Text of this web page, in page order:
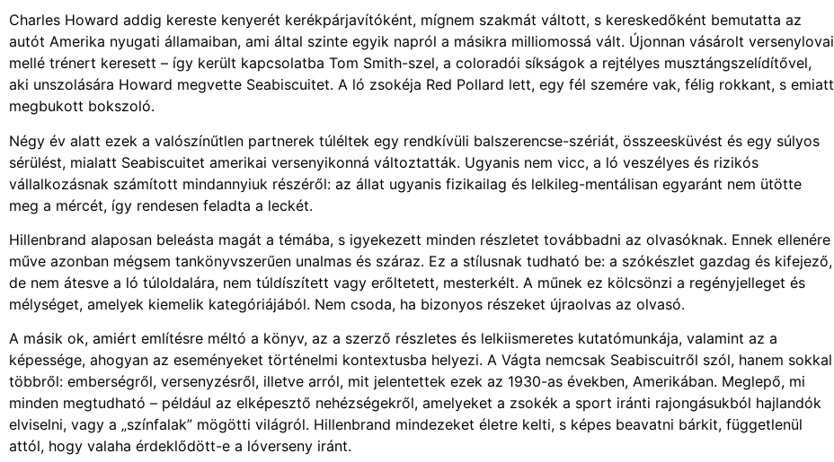
Charles Howard addig kereste kenyerét kerékpárjavítóként, mígnem szakmát váltott, s kereskedőként bemutatta az
autót Amerika nyugati államaiban, ami által szinte egyik napról a másikra milliomossá vált. Újonnan vásárolt versenylovai
mellé trénert keresett – így került kapcsolatba Tom Smith-szel, a coloradói síkságok a rejtélyes musztángszelídítővel,
aki unszolására Howard megvette Seabiscuitet. A ló zsokéja Red Pollard lett, egy fél szemére vak, félig rokkant, s emiatt
megbukott bokszoló.
Négy év alatt ezek a valószínűtlen partnerek túléltek egy rendkívüli balszerencse-szériát, összeesküvést és egy súlyos
sérülést, mialatt Seabiscuitet amerikai versenyikonná változtatták. Ugyanis nem vicc, a ló veszélyes és rizikós
vállalkozásnak számított mindannyiuk részéről: az állat ugyanis fizikailag és lelkileg-mentálisan egyaránt nem ütötte
meg a mércét, így rendesen feladta a leckét.
Hillenbrand alaposan beleásta magát a témába, s igyekezett minden részletet továbbadni az olvasóknak. Ennek ellenére
műve azonban mégsem tankönyvszerűen unalmas és száraz. Ez a stílusnak tudható be: a szókészlet gazdag és kifejező,
de nem átesve a ló túloldalára, nem túldíszített vagy erőltetett, mesterkélt. A műnek ez kölcsönzi a regényjelleget és
mélységet, amelyek kiemelik kategóriájából. Nem csoda, ha bizonyos részeket újraolvas az olvasó.
A másik ok, amiért említésre méltó a könyv, az a szerző részletes és lelkiismeretes kutatómunkája, valamint az a
képessége, ahogyan az eseményeket történelmi kontextusba helyezi. A Vágta nemcsak Seabiscuitről szól, hanem sokkal
többről: emberségről, versenyzésről, illetve arról, mit jelentettek ezek az 1930-as években, Amerikában. Meglepő, mi
minden megtudható – például az elképesztő nehézségekről, amelyeket a zsokék a sport iránti rajongásukból hajlandók
elviselni, vagy a „színfalak” mögötti világról. Hillenbrand mindezeket életre kelti, s képes beavatni bárkit, függetlenül
attól, hogy valaha érdeklődött-e a lóverseny iránt.